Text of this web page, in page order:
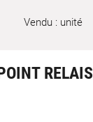
Vendu : unité
RELAIS